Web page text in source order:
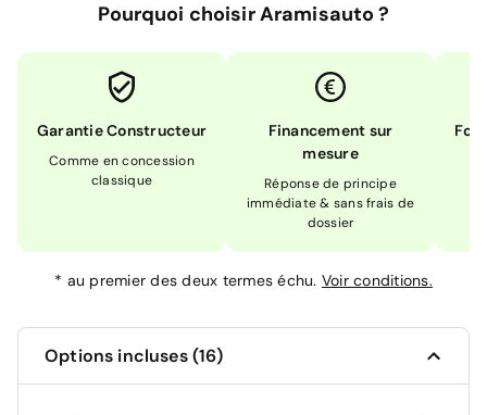
Pourquoi choisir Aramisauto ?
Garantie Constructeur
Comme en concession
classique
Financement sur
mesure
Réponse de principe
immédiate & sans frais de
dossier
* au premier des deux termes échu. Voir conditions.
Options incluses (16)